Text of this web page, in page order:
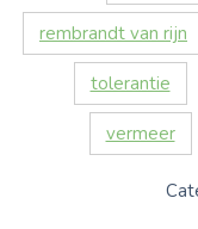
rembrandt van rijn
tolerantie
vermeer